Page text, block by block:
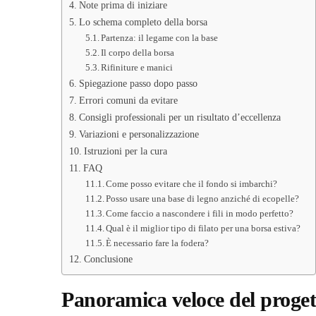
Note prima di iniziare
Lo schema completo della borsa
Partenza: il legame con la base
Il corpo della borsa
Rifiniture e manici
Spiegazione passo dopo passo
Errori comuni da evitare
Consigli professionali per un risultato d’eccellenza
Variazioni e personalizzazione
Istruzioni per la cura
FAQ
Come posso evitare che il fondo si imbarchi?
Posso usare una base di legno anziché di ecopelle?
Come faccio a nascondere i fili in modo perfetto?
Qual è il miglior tipo di filato per una borsa estiva?
È necessario fare la fodera?
Conclusione
Panoramica veloce del